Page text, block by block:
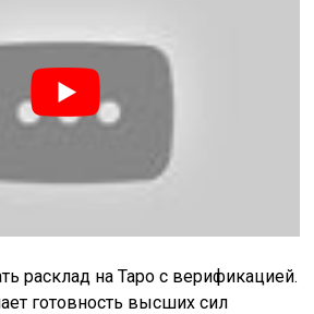
расклад на Таро с верификацией.
готовность высших сил